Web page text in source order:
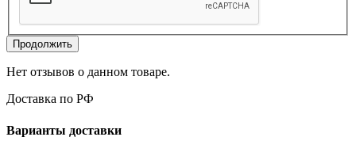
Продолжить
Нет отзывов о данном товаре.
Доставка по РФ
Варианты доставки